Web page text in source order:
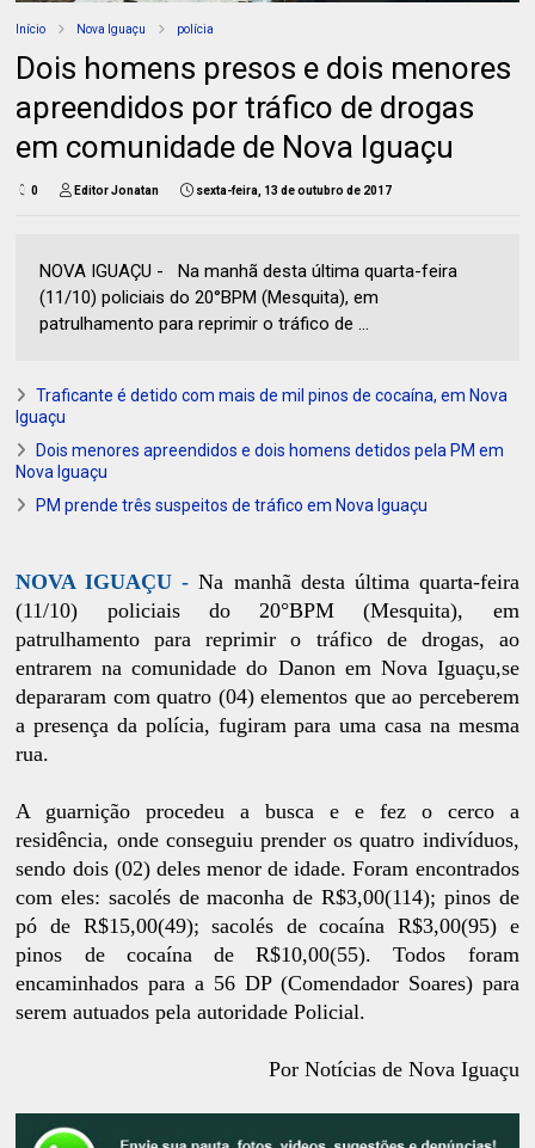
Início Nova Iguaçu polícia
Dois homens presos e dois menores
apreendidos por tráfico de drogas
em comunidade de Nova Iguaçu
0 Editor Jonatan sexta-feira, 13 de outubro de 2017
NOVA IGUAÇU - Na manhã desta última quarta-feira
(11/10) policiais do 20°BPM (Mesquita), em
patrulhamento para reprimir o tráfico de ...
Traficante é detido com mais de mil pinos de cocaína, em Nova
Iguaçu
Dois menores apreendidos e dois homens detidos pela PM em
Nova Iguaçu
PM prende três suspeitos de tráfico em Nova Iguaçu
NOVA IGUAÇU - Na manhã desta última quarta-feira
(11/10) policiais do 20°BPM (Mesquita), em
patrulhamento para reprimir o tráfico de drogas, ao
entrarem na comunidade do Danon em Nova Iguaçu,se
depararam com quatro (04) elementos que ao perceberem
a presença da polícia, fugiram para uma casa na mesma
rua.
A guarnição procedeu a busca e e fez o cerco a
residência, onde conseguiu prender os quatro indivíduos,
sendo dois (02) deles menor de idade. Foram encontrados
com eles: sacolés de maconha de R$3,00(114); pinos de
pó de R$15,00(49); sacolés de cocaína R$3,00(95) e
pinos de cocaína de R$10,00(55). Todos foram
encaminhados para a 56 DP (Comendador Soares) para
serem autuados pela autoridade Policial.
Por Notícias de Nova Iguaçu